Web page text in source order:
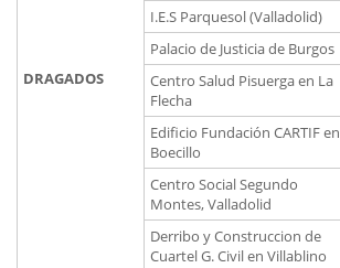
DRAGADOS
I.E.S Parquesol (Valladolid)
Palacio de Justicia de Burgos
Centro Salud Pisuerga en La
Flecha
Edificio Fundación CARTIF en
Boecillo
Centro Social Segundo
Montes, Valladolid
Derribo y Construccion de
Cuartel G. Civil en Villablino